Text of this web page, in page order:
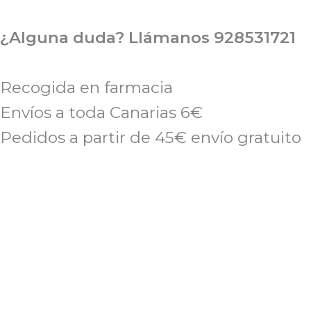
al
¿Alguna duda? Llámanos 928531721
Recogida en farmacia
Envíos a toda Canarias 6€
Pedidos a partir de 45€ envío gratuito